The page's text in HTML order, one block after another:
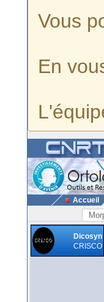
Vous
En
Accueil
Dicosyn
CRISCO